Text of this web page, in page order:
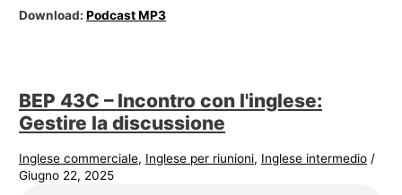
Download:Podcast MP3
BEP 43C – Incontro con l'inglese:
Gestire la discussione
Inglese commerciale, Inglese per riunioni, Inglese intermedio /
Giugno 22, 2025